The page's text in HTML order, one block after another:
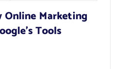
Marketing
Tools